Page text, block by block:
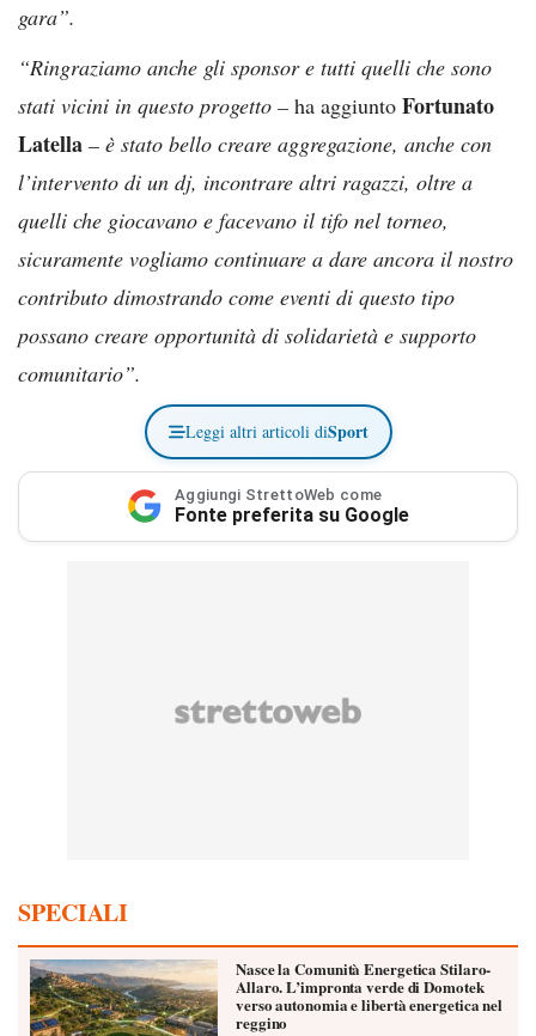
gara”.
“Ringraziamo anche gli sponsor e tutti quelli che sono
stati vicini in questo progetto – ha aggiunto Fortunato
Latella – è stato bello creare aggregazione, anche con
l’intervento di un dj, incontrare altri ragazzi, oltre a
quelli che giocavano e facevano il tifo nel torneo,
sicuramente vogliamo continuare a dare ancora il nostro
contributo dimostrando come eventi di questo tipo
possano creare opportunità di solidarietà e supporto
comunitario”.
Leggi altri articoli diSport
Aggiungi StrettoWeb come
Fonte preferita su Google
SPECIALI
Nasce la Comunità Energetica Stilaro-
Allaro. L’impronta verde di Domotek
verso autonomia e libertà energetica nel
reggino